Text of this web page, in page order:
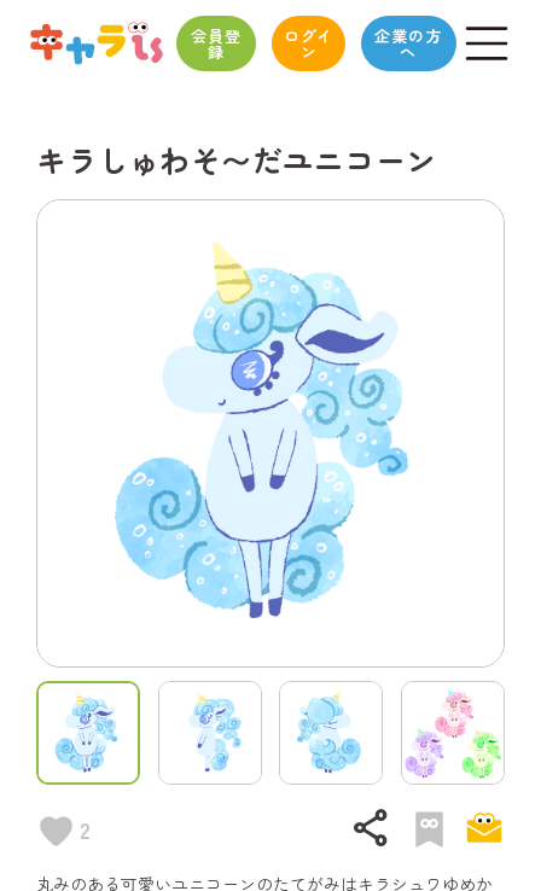
会員登
録
ログイ
ン
企業の方
へ
キラしゅわそ〜だユニコーン
2 share
丸みのある可愛いユニコーンのたてがみはキラシュワゆめか